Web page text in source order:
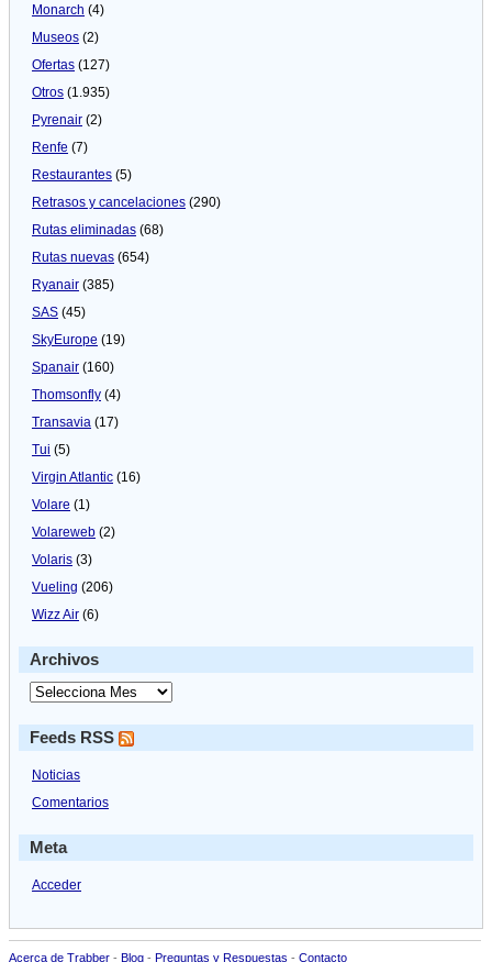
Monarch (4)
Museos (2)
Ofertas (127)
Otros (1.935)
Pyrenair (2)
Renfe (7)
Restaurantes (5)
Retrasos y cancelaciones (290)
Rutas eliminadas (68)
Rutas nuevas (654)
Ryanair (385)
SAS (45)
SkyEurope (19)
Spanair (160)
Thomsonfly (4)
Transavia (17)
Tui (5)
Virgin Atlantic (16)
Volare (1)
Volareweb (2)
Volaris (3)
Vueling (206)
Wizz Air (6)
Archivos
Feeds RSS
Noticias
Comentarios
Meta
Acceder
Acerca de Trabber - Blog - Preguntas y Respuestas - Contacto